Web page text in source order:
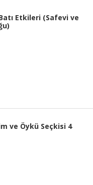
Etkileri (Safevi ve
ve Öykü Seçkisi 4